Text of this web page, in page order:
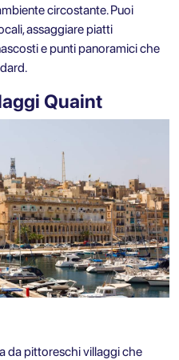
circostante. Puoi
assaggiare piatti
e punti panoramici che
Quaint
da pittoreschi villaggi che